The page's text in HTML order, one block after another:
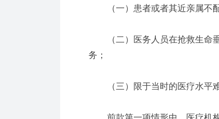
（一）患者或者其近亲属不配
（二）医务人员在抢救生命垂
务；
（三）限于当时的医疗水平